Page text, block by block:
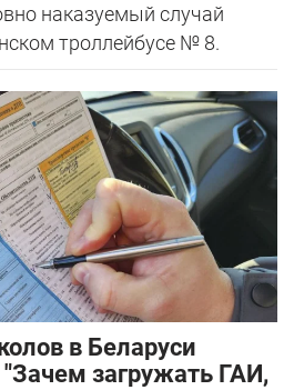
наказуемый случай
троллейбусе № 8.
в Беларуси
загружать ГАИ,